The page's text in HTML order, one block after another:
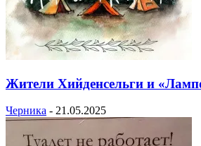
Жители Хийденсельги и
Черника - 21.05.2025